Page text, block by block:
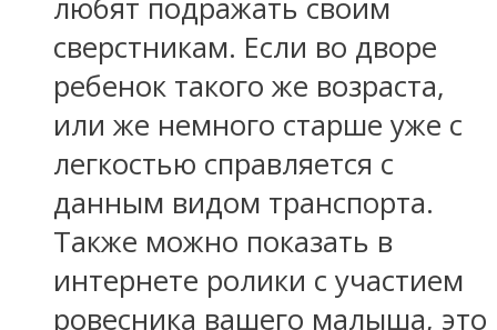
любят подражать своим
сверстникам. Если во дворе
ребенок такого же возраста,
или же немного старше уже с
легкостью справляется с
данным видом транспорта.
Также можно показать в
интернете ролики с участием
ровесника вашего малыша, это